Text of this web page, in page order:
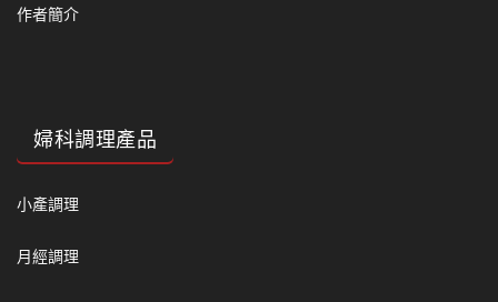
作者簡介
婦科調理產品
小產調理
月經調理